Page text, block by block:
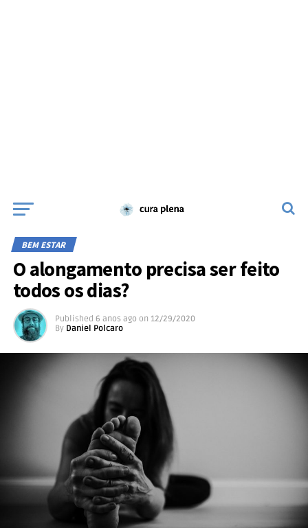
BEM ESTAR
O alongamento precisa ser feito
todos os dias?
Published 6 anos ago on 12/29/2020
By Daniel Polcaro